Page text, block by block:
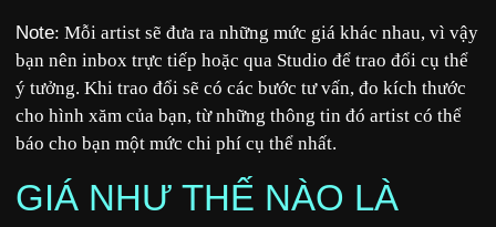
Note: Mỗi artist sẽ đưa ra những mức giá khác nhau, vì vậy
bạn nên inbox trực tiếp hoặc qua Studio để trao đổi cụ thể
ý tưởng. Khi trao đổi sẽ có các bước tư vấn, đo kích thước
cho hình xăm của bạn, từ những thông tin đó artist có thể
báo cho bạn một mức chi phí cụ thể nhất.
GIÁ NHƯ THẾ NÀO LÀ